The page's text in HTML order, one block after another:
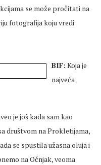
se može pročitati na
fotografija koju vredi
BIF: Koja je
najveća
je još kada sam kao
društvom na Prokletijama,
se spustila užasna oluja i
na Očnjak, veoma